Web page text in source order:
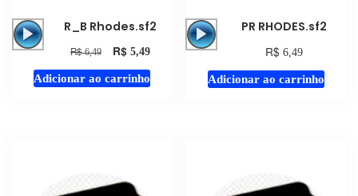
Tocador
áudio
R_B Rhodes.sf2
R$6,49 R$5,49
Adicionar ao carrinho
Tocador
áudio
PR RHODES.sf2
R$ 6,49
Adicionar ao carrinho